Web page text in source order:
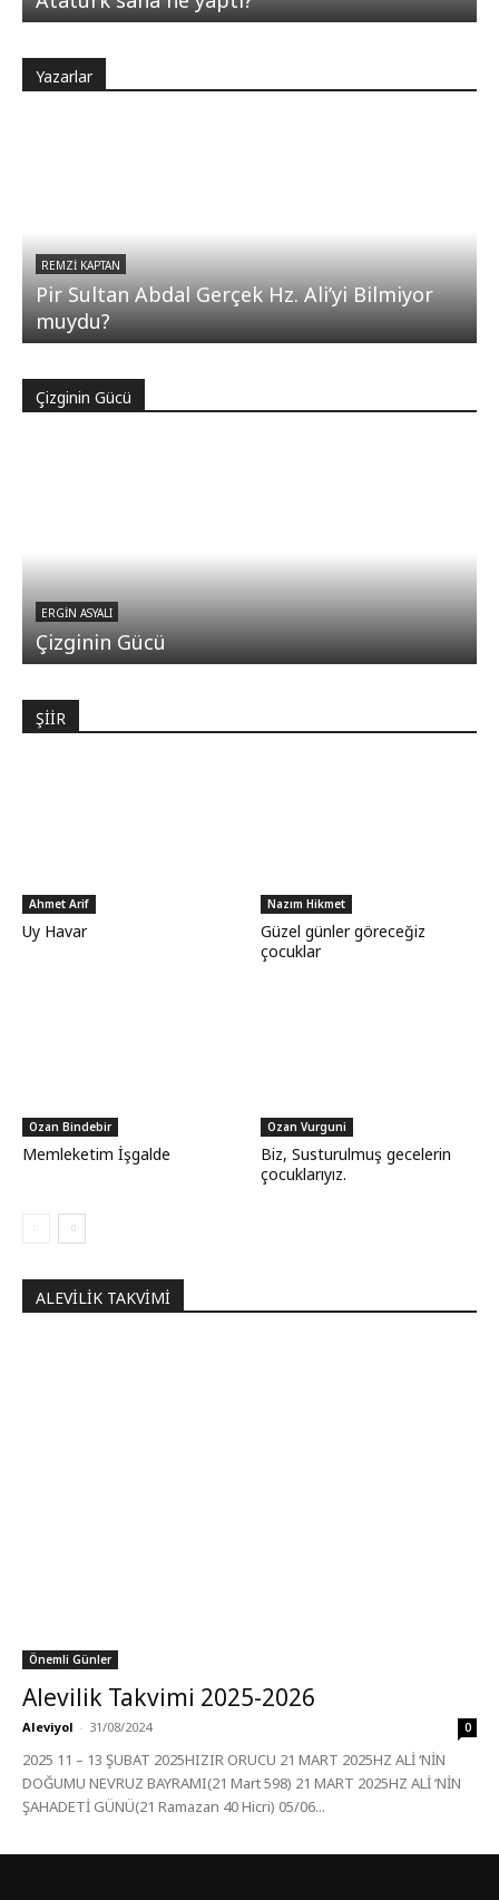
Yazarlar
REMZI KAPTAN
Pir Sultan Abdal Gerçek Hz. Ali’yi Bilmiyor
muydu?
Çizginin Gücü
ERGIN ASYALI
Çizginin Gücü
ŞİİR
Ahmet Arif
Uy Havar
Nazım Hikmet
Güzel günler göreceğiz
çocuklar
Ozan Bindebir
Memleketim İşgalde
Ozan Vurguni
Biz, Susturulmuş gecelerin
çocuklarıyız.
ALEVILIK TAKVIMI
Önemli Günler
Alevilik Takvimi 2025-2026
Aleviyol - 31/08/2024 0
2025 11 – 13 ŞUBAT 2025HIZIR ORUCU 21 MART 2025HZ ALİ ‘NİN
DOĞUMU NEVRUZ BAYRAMI(21 Mart 598) 21 MART 2025HZ ALİ ‘NİN
ŞAHADETİ GÜNÜ(21 Ramazan 40 Hicri) 05/06...